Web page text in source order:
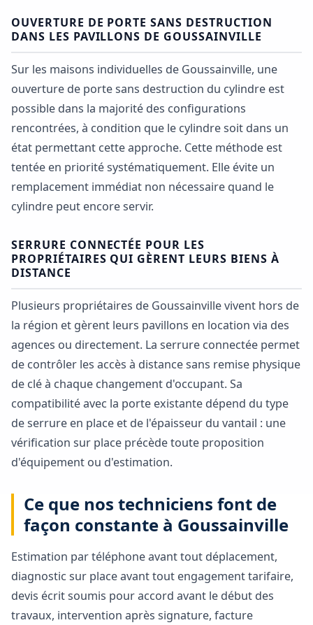
OUVERTURE DE PORTE SANS DESTRUCTION
DANS LES PAVILLONS DE GOUSSAINVILLE
Sur les maisons individuelles de Goussainville, une
ouverture de porte sans destruction du cylindre est
possible dans la majorité des configurations
rencontrées, à condition que le cylindre soit dans un
état permettant cette approche. Cette méthode est
tentée en priorité systématiquement. Elle évite un
remplacement immédiat non nécessaire quand le
cylindre peut encore servir.
SERRURE CONNECTÉE POUR LES
PROPRIÉTAIRES QUI GÈRENT LEURS BIENS À
DISTANCE
Plusieurs propriétaires de Goussainville vivent hors de
la région et gèrent leurs pavillons en location via des
agences ou directement. La serrure connectée permet
de contrôler les accès à distance sans remise physique
de clé à chaque changement d'occupant. Sa
compatibilité avec la porte existante dépend du type
de serrure en place et de l'épaisseur du vantail : une
vérification sur place précède toute proposition
d'équipement ou d'estimation.
Ce que nos techniciens font de
façon constante à Goussainville
Estimation par téléphone avant tout déplacement,
diagnostic sur place avant tout engagement tarifaire,
devis écrit soumis pour accord avant le début des
travaux, intervention après signature, facture